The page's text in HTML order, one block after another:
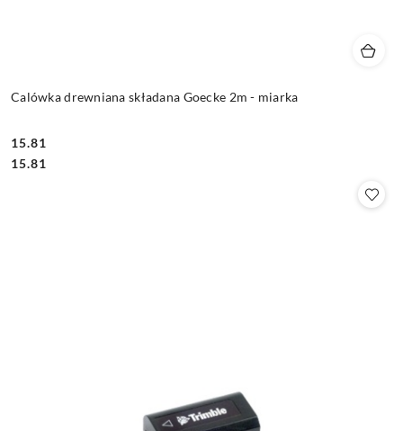
Calówka drewniana składana Goecke 2m - miarka
Cena:
15.81
Cena:
15.81